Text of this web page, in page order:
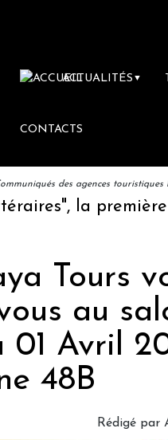
ACTUALITÉS ▼
CONTACTS
des agences touristiques
la première
Tours
au
01 Avril
48B
Rédigé par